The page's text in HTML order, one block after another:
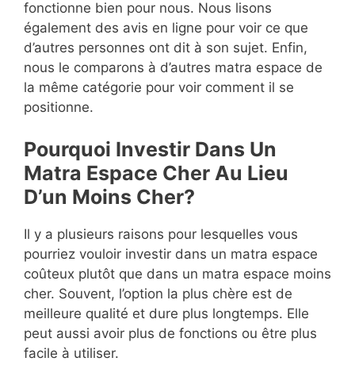
fonctionne bien pour nous. Nous lisons
également des avis en ligne pour voir ce que
d’autres personnes ont dit à son sujet. Enfin,
nous le comparons à d’autres matra espace de
la même catégorie pour voir comment il se
positionne.
Pourquoi Investir Dans Un
Matra Espace Cher Au Lieu
D’un Moins Cher?
Il y a plusieurs raisons pour lesquelles vous
pourriez vouloir investir dans un matra espace
coûteux plutôt que dans un matra espace moins
cher. Souvent, l’option la plus chère est de
meilleure qualité et dure plus longtemps. Elle
peut aussi avoir plus de fonctions ou être plus
facile à utiliser.